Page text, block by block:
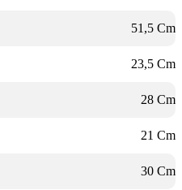
51,5 Cm
23,5 Cm
28 Cm
21 Cm
30 Cm